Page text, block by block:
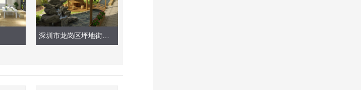
深圳市龙岗区坪地街道鹤坑幼儿园